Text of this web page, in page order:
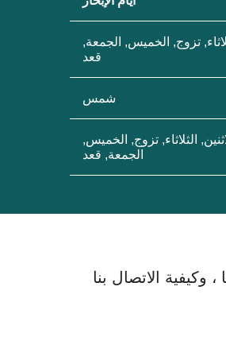
تزوج, الخميس, الجمعة,
قعد
شمس
الثلاثاء, تزوج, الخميس,
الجمعة, قعد
وكيفية الاتصال بنا